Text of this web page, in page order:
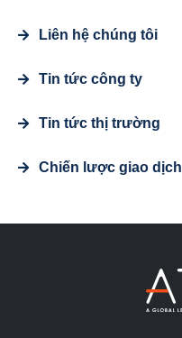
Liên hệ chúng tôi
Tin tức công ty
Tin tức thị trường
Chiến lược giao dịch